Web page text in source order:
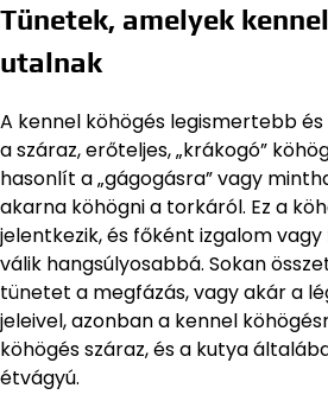
Tünetek, amelyek
utalnak
A kennel köhögés legismertebb
a száraz, erőteljes, „krákogó”
hasonlít a „gágogásra” vagy
akarna köhögni a torkáról. Ez a
jelentkezik, és főként izgalom
válik hangsúlyosabbá. Sokan
tünetet a megfázás, vagy akár a
jeleivel, azonban a kennel
köhögés száraz, és a kutya
étvágyú.